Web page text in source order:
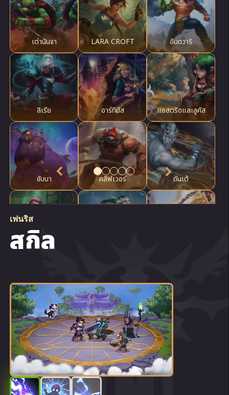
เต่านินจา LARA CROFT อัน​ด​วาริ
ลิเรีย อาร์​ที​มิส แอ​ส​ตริ​ด​และ​ลูคัส
ชับ​บา คลี​ฟ​เวอร์ ดัน​เต้
แดร์เด​วิล
เฟ​นริส
สกิล
เป้า​หมาย​ที่​ทำ​
อะไร​ไม่​ถูก